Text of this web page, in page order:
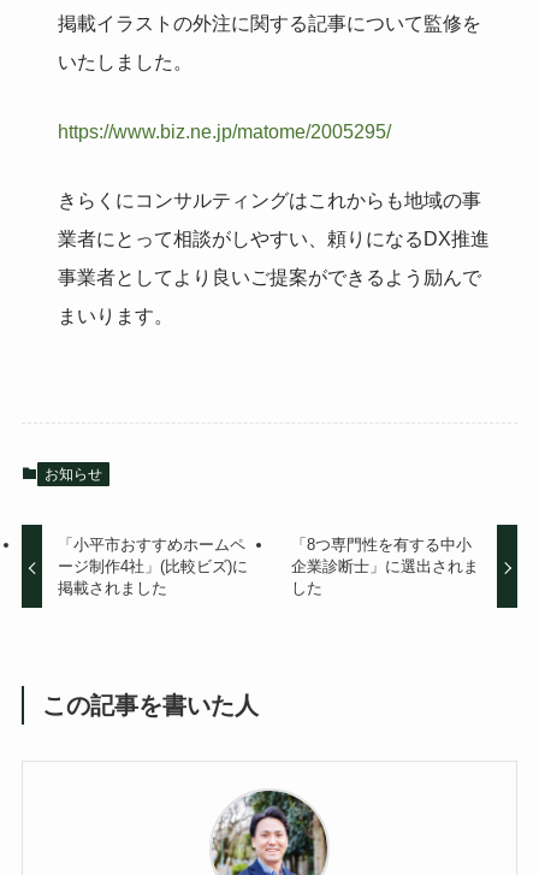
掲載イラストの外注に関する記事について監修を
いたしました。
https://www.biz.ne.jp/matome/2005295/
きらくにコンサルティングはこれからも地域の事
業者にとって相談がしやすい、頼りになるDX推進
事業者としてより良いご提案ができるよう励んで
まいります。
お知らせ
「小平市おすすめホームペ
ージ制作4社」(比較ビズ)に
掲載されました
「8つ専門性を有する中小
企業診断士」に選出されま
した
この記事を書いた人